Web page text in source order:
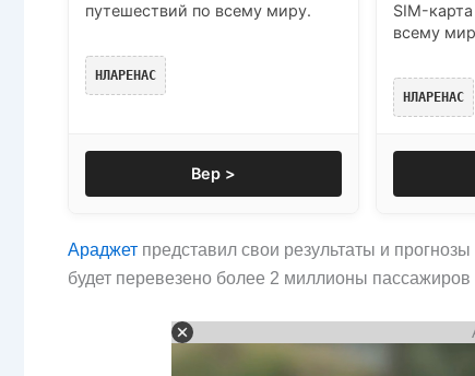
путешествий по всему миру.
НЛАРЕНАС
Вер >
SIM-
всему
НЛАРЕНАС
Араджет представил свои результаты и
будет перевезено более 2 миллионы